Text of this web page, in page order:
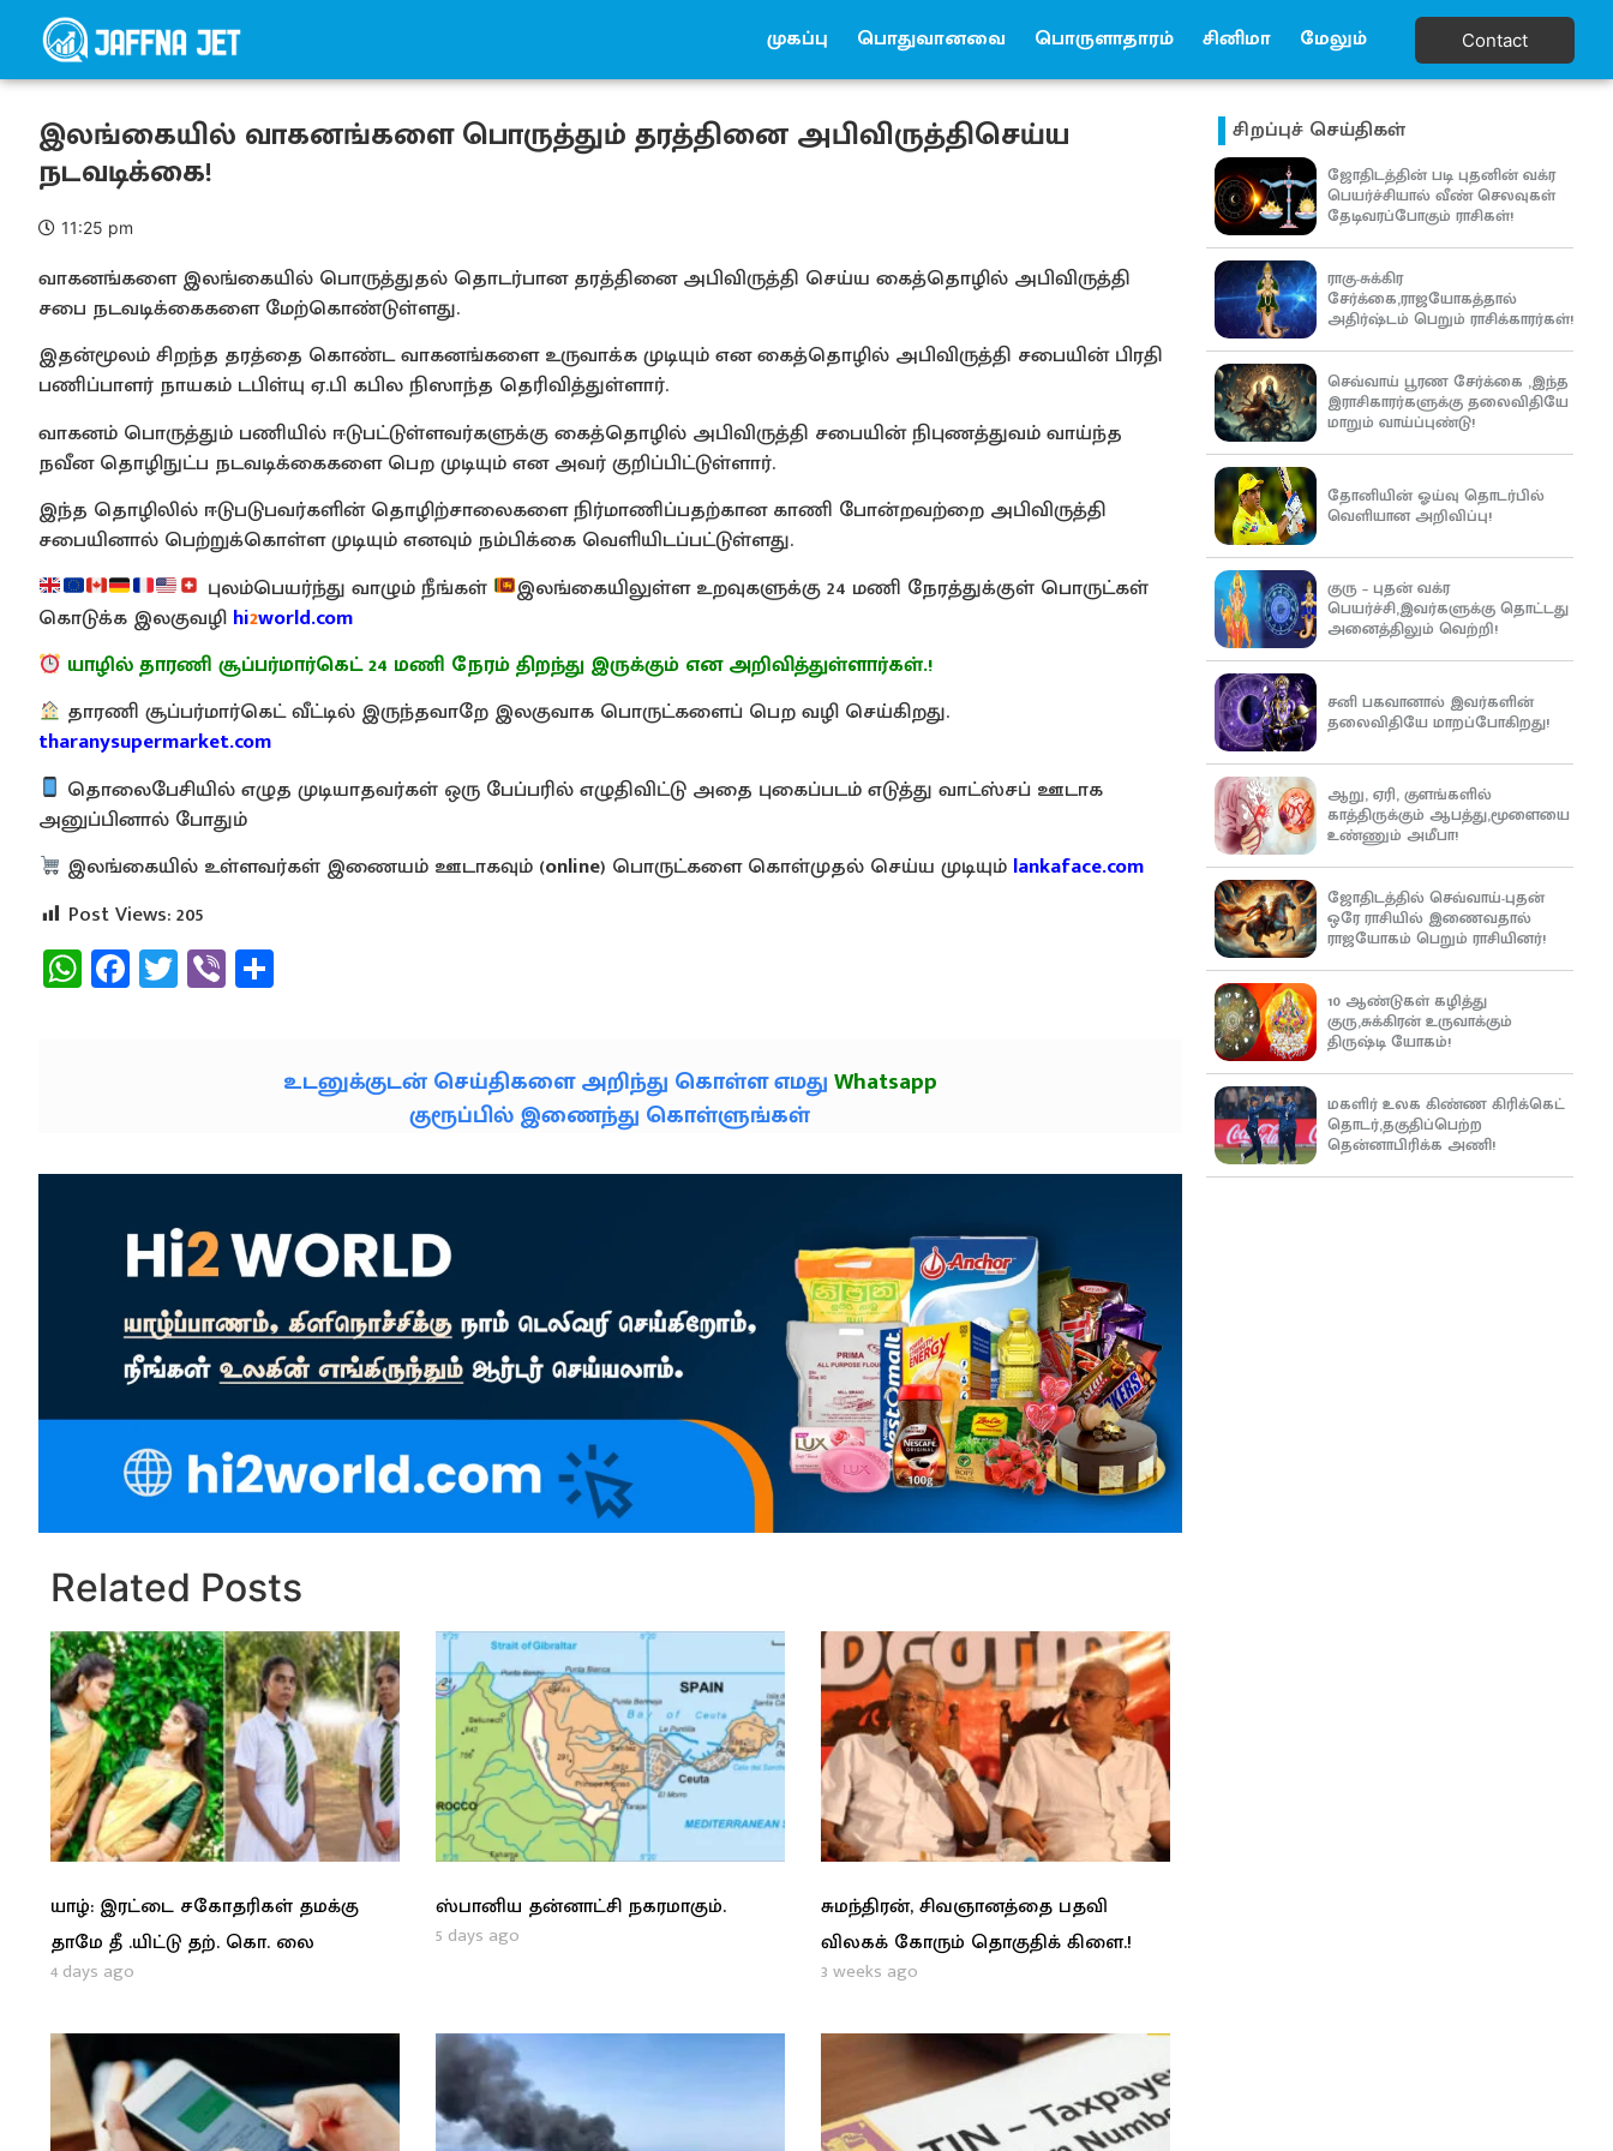
முகப்பு பொதுவானவை பொருளாதாரம் சினிமா மேலும் Contact
இலங்கையில் வாகனங்களை பொருத்தும் தரத்தினை அபிவிருத்திசெய்ய
நடவடிக்கை!
11:25 pm
வாகனங்களை இலங்கையில் பொருத்துதல் தொடர்பான தரத்தினை அபிவிருத்தி செய்ய கைத்தொழில் அபிவிருத்தி
சபை நடவடிக்கைகளை மேற்கொண்டுள்ளது.
இதன்மூலம் சிறந்த தரத்தை கொண்ட வாகனங்களை உருவாக்க முடியும் என கைத்தொழில் அபிவிருத்தி சபையின் பிரதி
பணிப்பாளர் நாயகம் டபிள்யு ஏ.பி கபில நிஸாந்த தெரிவித்துள்ளார்.
வாகனம் பொருத்தும் பணியில் ஈடுபட்டுள்ளவர்களுக்கு கைத்தொழில் அபிவிருத்தி சபையின் நிபுணத்துவம் வாய்ந்த
நவீன தொழிநுட்ப நடவடிக்கைகளை பெற முடியும் என அவர் குறிப்பிட்டுள்ளார்.
இந்த தொழிலில் ஈடுபடுபவர்களின் தொழிற்சாலைகளை நிர்மாணிப்பதற்கான காணி போன்றவற்றை அபிவிருத்தி
சபையினால் பெற்றுக்கொள்ள முடியும் எனவும் நம்பிக்கை வெளியிடப்பட்டுள்ளது.
புலம்பெயர்ந்து வாழும் நீங்கள்
இலங்கையிலுள்ள உறவுகளுக்கு 24 மணி நேரத்துக்குள் பொருட்கள்
கொடுக்க இலகுவழி hi2world.com
யாழில் தாரணி சூப்பர்மார்கெட் 24 மணி நேரம் திறந்து இருக்கும் என அறிவித்துள்ளார்கள்.!
தாரணி சூப்பர்மார்கெட் வீட்டில் இருந்தவாறே இலகுவாக பொருட்களைப் பெற வழி செய்கிறது.
tharanysupermarket.com
தொலைபேசியில் எழுத முடியாதவர்கள் ஒரு பேப்பரில் எழுதிவிட்டு அதை புகைப்படம் எடுத்து வாட்ஸ்சப் ஊடாக
அனுப்பினால் போதும்
இலங்கையில் உள்ளவர்கள் இணையம் ஊடாகவும் (online) பொருட்களை கொள்முதல் செய்ய முடியும் lankaface.com
Post Views:205
WhatsApp
Facebook
Twitter
Viber
உடனுக்குடன் செய்திகளை அறிந்து கொள்ள எமதுWhatsapp
குரூப்பில் இணைந்து கொள்ளுங்கள்
Related Posts
யாழ்: இரட்டை சகோதரிகள் தமக்கு
தாமே தீ .யிட்டு தற். கொ. லை
4 days ago
ஸ்பானிய தன்னாட்சி நகரமாகும்.
5 days ago
சுமந்திரன், சிவஞானத்தை பதவி
விலகக் கோரும் தொகுதிக் கிளை.!
3 weeks ago
சிறப்புச் செய்திகள்
ஜோதிடத்தின் படி புதனின் வக்ர
பெயர்ச்சியால் வீண் செலவுகள்
தேடிவரப்போகும் ராசிகள்!
ராகு-சுக்கிர
சேர்க்கை,ராஜயோகத்தால்
அதிர்ஷ்டம் பெறும் ராசிக்காரர்கள்!
செவ்வாய் பூரண சேர்க்கை ,இந்த
இராசிகாரர்களுக்கு தலைவிதியே
மாறும் வாய்ப்புண்டு!
தோனியின் ஓய்வு தொடர்பில்
வெளியான அறிவிப்பு!
குரு – புதன் வக்ர
பெயர்ச்சி,இவர்களுக்கு தொட்டது
அனைத்திலும் வெற்றி!
சனி பகவானால் இவர்களின்
தலைவிதியே மாறப்போகிறது!
ஆறு, ஏரி, குளங்களில்
காத்திருக்கும் ஆபத்து,மூளையை
உண்ணும் அமீபா!
ஜோதிடத்தில் செவ்வாய்-புதன்
ஒரே ராசியில் இணைவதால்
ராஜயோகம் பெறும் ராசியினர்!
10 ஆண்டுகள் கழித்து
குரு,சுக்கிரன் உருவாக்கும்
திருஷ்டி யோகம்!
மகளிர் உலக கிண்ண கிரிக்கெட்
தொடர்,தகுதிப்பெற்ற
தென்னாபிரிக்க அணி!